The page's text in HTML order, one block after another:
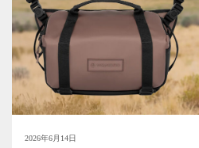
2026年6月14日